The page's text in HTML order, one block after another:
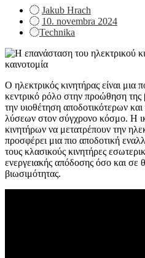
Jakub Hrach
Posted
on
10. novembra 2024
Technika
Ο ηλεκτρικός κινητήρας είναι μια
κεντρικό ρόλο στην προώθηση της
την υιοθέτηση αποδοτικότερων
λύσεων στον σύγχρονο κόσμο. Η
κινητήρων να μετατρέπουν την
προσφέρει μια πιο αποδοτική
τους κλασικούς κινητήρες
ενεργειακής απόδοσης όσο και σε
βιωσιμότητας.